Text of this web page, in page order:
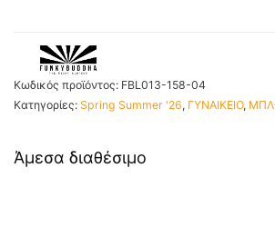
Κωδικός προϊόντος: FBL013-158-04
Κατηγορίες: Spring Summer '26, ΓΥΝΑΙΚΕΙΟ,
Άμεσα διαθέσιμο